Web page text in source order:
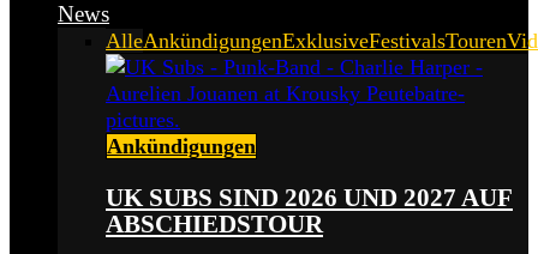
News
AlleAnkündigungenExklusiveFestivalsTouren
Ankündigungen
UK SUBS SIND 2026 UND 2027 AUF
ABSCHIEDSTOUR